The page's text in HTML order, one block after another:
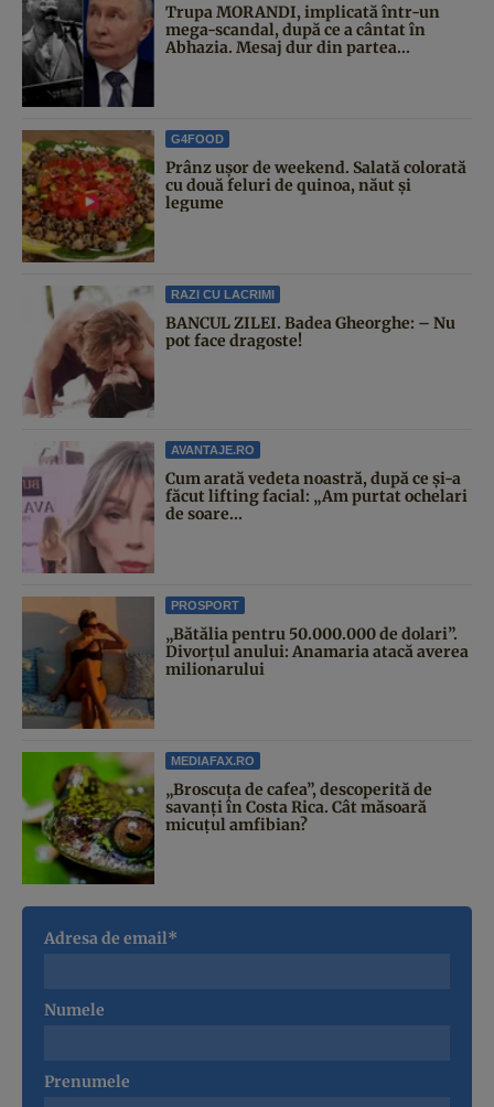
Trupa MORANDI, implicată într-un
mega-scandal, după ce a cântat în
Abhazia. Mesaj dur din partea...
G4FOOD
Prânz ușor de weekend. Salată colorată
cu două feluri de quinoa, năut și
legume
RAZI CU LACRIMI
BANCUL ZILEI. Badea Gheorghe: – Nu
pot face dragoste!
AVANTAJE.RO
Cum arată vedeta noastră, după ce și-a
făcut lifting facial: „Am purtat ochelari
de soare...
PROSPORT
„Bătălia pentru 50.000.000 de dolari”.
Divorțul anului: Anamaria atacă averea
milionarului
MEDIAFAX.RO
„Broscuța de cafea”, descoperită de
savanți în Costa Rica. Cât măsoară
micuțul amfibian?
Adresa de email*
Numele
Prenumele